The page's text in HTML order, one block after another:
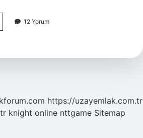
12 Yorum
https://uzayemlak.com.tr
knight online nttgame Sitemap